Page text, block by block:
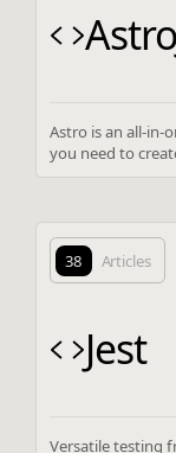
Astro is an all-in-
you need to
38 Articles
Jest
Versatile testing